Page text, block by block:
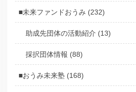
■未来ファンドおうみ (232)
助成先団体の活動紹介 (13)
採択団体情報 (88)
■おうみ未来塾 (168)